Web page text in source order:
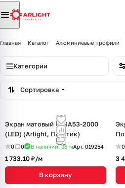
Главная Каталог Алюминиевые профили
Категории
Сортировка
Экран матовый LINIA53-2000
(LED) (Arlight, Пластик)
0 0 В наличии: 38 мАрт. 019254
1 733.10 ₽/м
В корзину
0
3